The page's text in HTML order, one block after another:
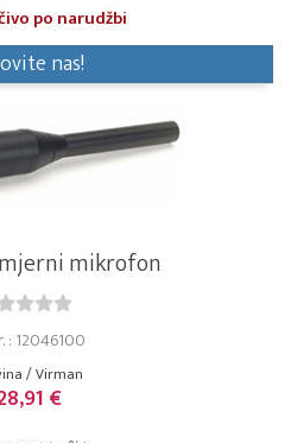
po narudžbi
nas!
mikrofon
: 12046100
/ Virman
€